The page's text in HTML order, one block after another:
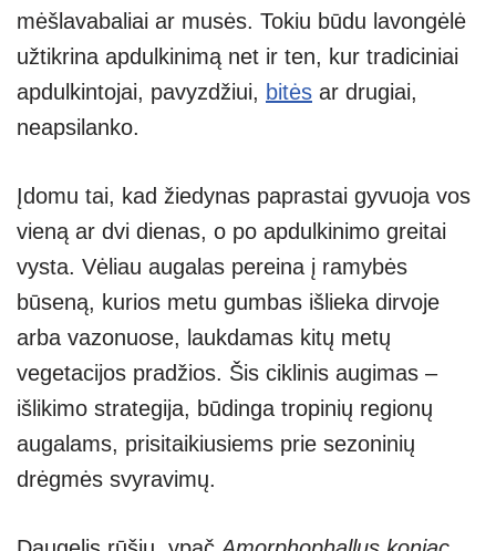
mėšlavabaliai ar musės. Tokiu būdu lavongėlė
užtikrina apdulkinimą net ir ten, kur tradiciniai
apdulkintojai, pavyzdžiui, bitės ar drugiai,
neapsilanko.
Įdomu tai, kad žiedynas paprastai gyvuoja vos
vieną ar dvi dienas, o po apdulkinimo greitai
vysta. Vėliau augalas pereina į ramybės
būseną, kurios metu gumbas išlieka dirvoje
arba vazonuose, laukdamas kitų metų
vegetacijos pradžios. Šis ciklinis augimas –
išlikimo strategija, būdinga tropinių regionų
augalams, prisitaikiusiems prie sezoninių
drėgmės svyravimų.